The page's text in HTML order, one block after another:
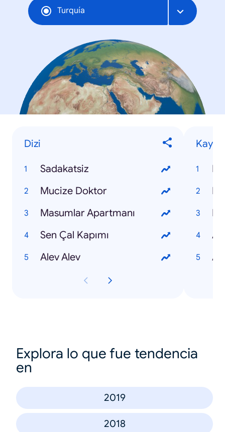
Turquía
Dizi
Sadakatsiz
Mucize Doktor
Masumlar Apartmanı
Sen Çal Kapımı
Alev Alev
Explora lo que fue tendencia
en
2019
2018